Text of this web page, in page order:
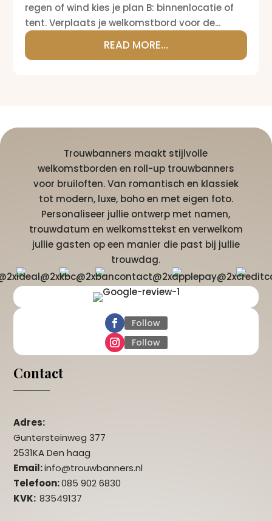
regen of wind kies je plan B: binnenlocatie of
tent. Verplaats je welkomstbord voor de...
READ MORE...
Trouwbanners maakt stijlvolle
welkomstborden en roll-up trouwbanners
voor bruiloften. Van romantisch en klassiek
tot modern, luxe, boho en met eigen foto.
Personaliseer jullie ontwerp met namen,
trouwdatum en welkomsttekst en verwelkom
jullie gasten op een manier die past bij jullie
trouwdag.
Follow
Follow
Contact
Adres:
Guntersteinweg 377
2531KA Den haag
Email:info@trouwbanners.nl
Telefoon:085 902 6830
KVK:83549137